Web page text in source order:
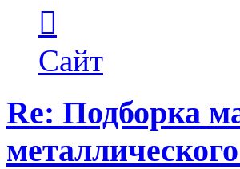
пользователя
Maks42
Сайт
Re: Подборка